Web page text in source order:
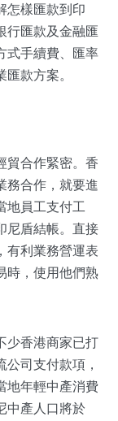
怎樣匯款到印
行匯款及金融匯
式手續費、匯率
款方案。
貿合作緊密。香
務合作，就要進
地員工支付工
尼盾結帳。直接
有利業務營運表
時，使用他們熟
少香港商家已打
司支付款項，
地年輕中產消費
中產人口將於